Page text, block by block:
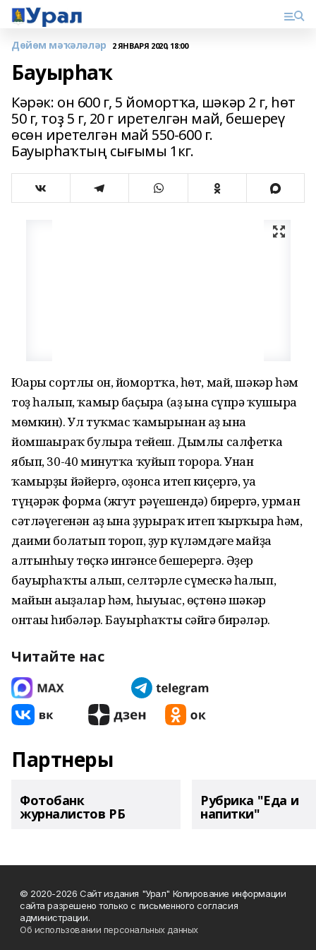
Дөйөм мәҡәләләр 2 ЯНВАРЯ 2020, 18:00
Бауырһаҡ
Кәрәк: он 600 г, 5 йомортҡа, шәкәр 2 г, һѳт
50 г, тоҙ 5 г, 20 г иретелгән май, бешереү
ѳсѳн иретелгән май 550-600 г.
Бауырһаҡтың сығымы 1кг.
Юғары сортлы он, йомортҡа, һѳт, май, шәкәр һәм
тоҙ һалып, ҡамыр баҫырға (аҙ ғына сүпрә ҡушырға
мѳмкин). Ул туҡмас ҡамырынан аҙ ғына
йомшағыраҡ булырға тейеш. Дымлы салфетка
ябып, 30-40 минутҡа ҡуйып торорға. Унан
ҡамырҙы йәйергә, оҙонса итеп киҫергә, уға
түңәрәк форма (жгут рәүешендә) бирергә, урман
сәтләүегенән аҙ ғына ҙурыраҡ итеп ҡырҡырға һәм,
даими болғатып тороп, ҙур күләмдәге майҙа
алтынһыу тѳҫкә ингәнсе бешерергә. Әҙер
бауырһаҡты алып, селтәрле сүмескә һалып,
майын ағыҙалар һәм, һыуығас, ѳҫтѳнә шәкәр
онтағы һибәләр. Бауырһаҡты сәйгә бирәләр.
Читайте нас
Партнеры
Фотобанк
журналистов РБ
Рубрика "Еда и
напитки"
© 2020-2026 Сайт издания "Урал" Копирование информации
сайта разрешено только с письменного согласия
администрации.
Об использовании персональных данных